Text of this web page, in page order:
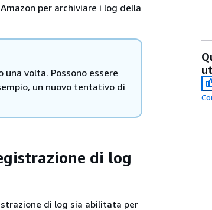
per archiviare i log della
volta. Possono essere
un nuovo tentativo di
di log
di log sia abilitata per